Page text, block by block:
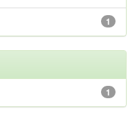
1
1